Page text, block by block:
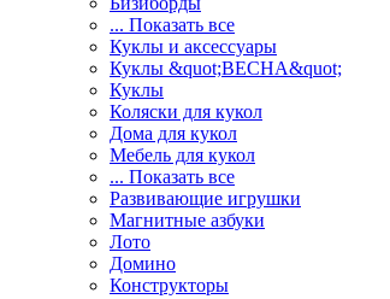
... Показать все
Куклы и аксессуары
Куклы &quot;ВЕСНА&quot;
Куклы
Коляски для кукол
Дома для кукол
Мебель для кукол
... Показать все
Развивающие игрушки
Магнитные азбуки
Лото
Домино
Конструкторы